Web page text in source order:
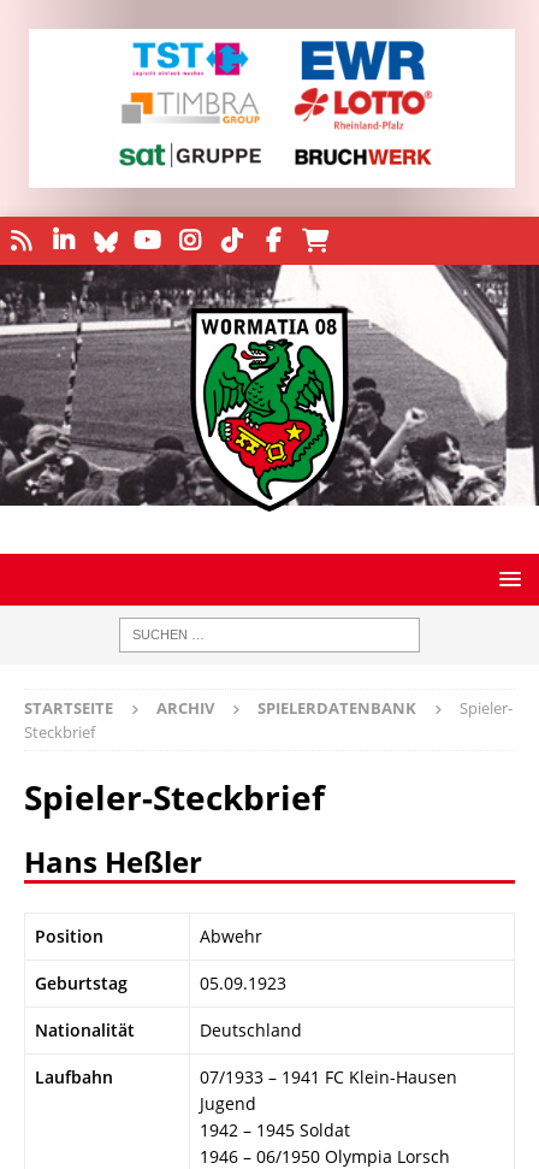
STARTSEITE ARCHIV SPIELERDATENBANK
Spieler-
Steckbrief
Spieler-Steckbrief
Hans Heßler
Position Abwehr
Geburtstag 05.09.1923
Nationalität Deutschland
Laufbahn
07/1933 – 1941 FC Klein-Hausen
Jugend
1942 – 1945 Soldat
1946 – 06/1950 Olympia Lorsch